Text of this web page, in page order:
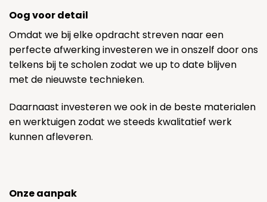
Oog voor detail
Omdat we bij elke opdracht streven naar een
perfecte afwerking investeren we in onszelf door ons
telkens bij te scholen zodat we up to date blijven
met de nieuwste technieken.
Daarnaast investeren we ook in de beste materialen
en werktuigen zodat we steeds kwalitatief werk
kunnen afleveren.
Onze aanpak